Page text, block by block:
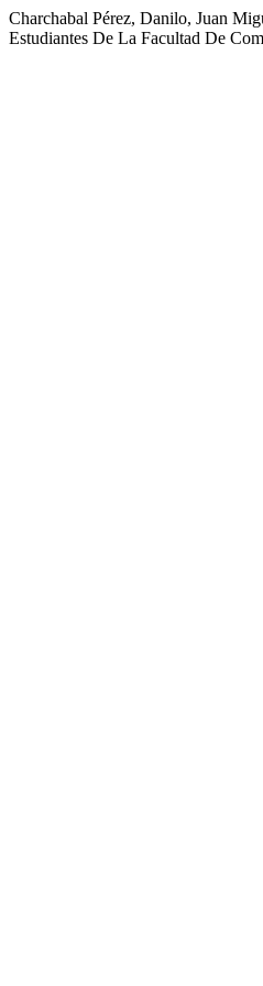
Charchabal Pérez, Danilo, Juan
Estudiantes De La Facultad De